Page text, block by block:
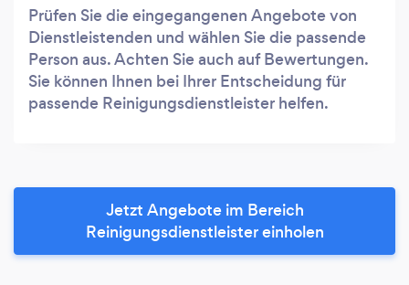
Prüfen Sie die eingegangenen Angebote von
Dienstleistenden und wählen Sie die passende
Person aus. Achten Sie auch auf Bewertungen.
Sie können Ihnen bei Ihrer Entscheidung für
passende Reinigungsdienstleister helfen.
Jetzt Angebote im Bereich
Reinigungsdienstleister einholen